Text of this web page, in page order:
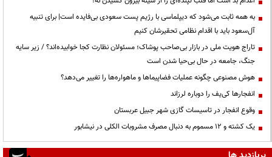
به همه ثابت می‌شود که دیپلماسی با رژیم پست سعودی بی‌فایده است| برای تنبیه
آل‌سعود باید با اقدام نظامی تحقیرشان کنیم
تاراج هویت ملی در بازار بی‌صاحب پوشاک؛ مسئولان نظارت کجا خوابیده‌اند؟ / زیر سایه
جنگ، جامعه در حال بی‌حیا شدن است
هوش مصنوعی چگونه عملیات فضاپیماها و ماهواره‌ها را تغییر می‌دهد؟
انفجارها کی‌یف را دوباره لرزاند
وقوع انفجار در تاسیسات گازی شهر جبیل عربستان
یک کشته و ۱۲ مسموم به دنبال مصرف مشروبات الکلی در نیشابور